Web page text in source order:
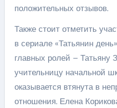
положительных отзывов.
Также стоит отметить
в сериале «Татьянин
главных ролей – Татьяну
учительницу начальной
оказывается втянута в
отношения. Елена